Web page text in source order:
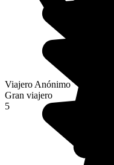
Viajero Anónimo
Gran viajero
5